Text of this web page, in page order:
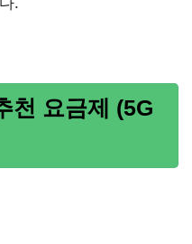
천 요금제 (5G